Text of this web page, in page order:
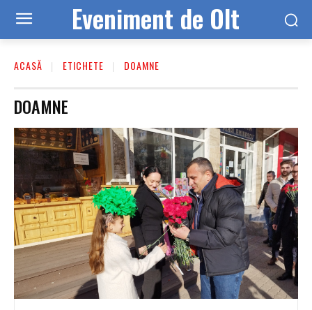
Eveniment de Olt
ACASĂ ETICHETE DOAMNE
DOAMNE